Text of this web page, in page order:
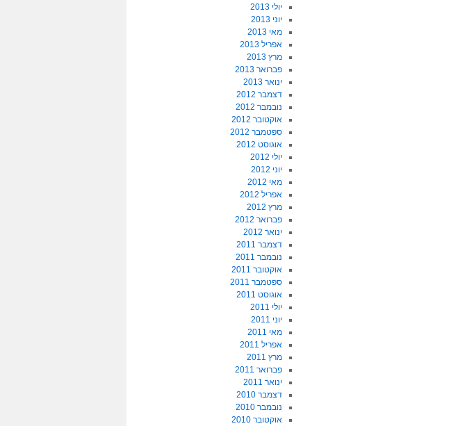
יולי 2013
יוני 2013
מאי 2013
אפריל 2013
מרץ 2013
פברואר 2013
ינואר 2013
דצמבר 2012
נובמבר 2012
אוקטובר 2012
ספטמבר 2012
אוגוסט 2012
יולי 2012
יוני 2012
מאי 2012
אפריל 2012
מרץ 2012
פברואר 2012
ינואר 2012
דצמבר 2011
נובמבר 2011
אוקטובר 2011
ספטמבר 2011
אוגוסט 2011
יולי 2011
יוני 2011
מאי 2011
אפריל 2011
מרץ 2011
פברואר 2011
ינואר 2011
דצמבר 2010
נובמבר 2010
אוקטובר 2010